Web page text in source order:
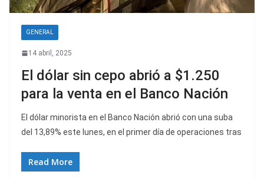
GENERAL
14 abril, 2025
El dólar sin cepo abrió a $1.250
para la venta en el Banco Nación
El dólar minorista en el Banco Nación abrió con una suba
del 13,89% este lunes, en el primer día de operaciones tras
Read More